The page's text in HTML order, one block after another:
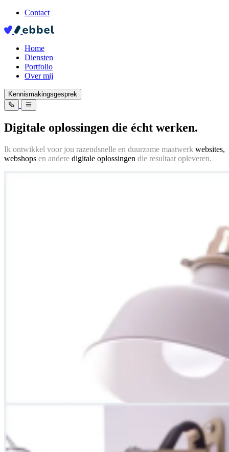
Contact
Home
Diensten
Portfolio
Over mij
Kennismakingsgesprek
Digitale oplossingen die écht werken.
Ik ontwikkel voor jou razendsnelle en duurzame maatwerk websites,
webshops en andere digitale oplossingen die resultaat opleveren.